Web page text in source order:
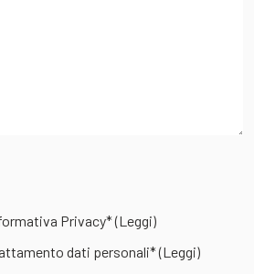
Privacy*(Leggi)
dati personali*(Leggi)